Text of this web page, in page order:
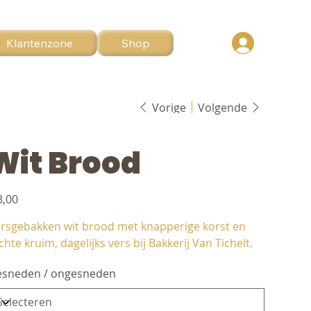
Klantenzone Shop
Vorige Volgende
Brood
wit brood met knapperige korst en
kruim, dagelijks vers bij Bakkerij Van Tichelt.
/ ongesneden